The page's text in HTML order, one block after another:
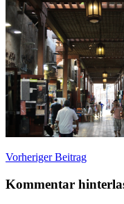
Vorheriger Beitrag
Kommentar